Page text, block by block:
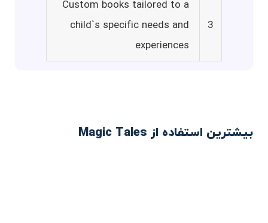
3
Custom books tailored to a
child`s specific needs and
experiences
بیشترین استفاده از Magic Tales